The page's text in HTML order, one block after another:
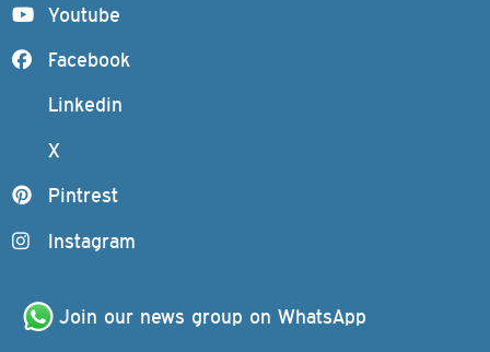
Youtube
Facebook
Linkedin
X
Pintrest
Instagram
Join our news group on WhatsApp